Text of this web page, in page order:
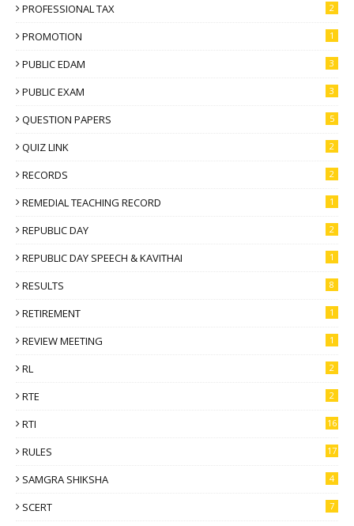
PROFESSIONAL TAX 2
PROMOTION 1
PUBLIC EDAM 3
PUBLIC EXAM 3
QUESTION PAPERS 5
QUIZ LINK 2
RECORDS 2
REMEDIAL TEACHING RECORD 1
REPUBLIC DAY 2
REPUBLIC DAY SPEECH & KAVITHAI 1
RESULTS 8
RETIREMENT 1
REVIEW MEETING 1
RL 2
RTE 2
RTI 16
RULES 17
SAMGRA SHIKSHA 4
SCERT 7